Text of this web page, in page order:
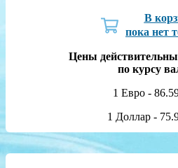
В
пока нет
Цены действительны
по курсу
1 Евро -
1 Доллар -